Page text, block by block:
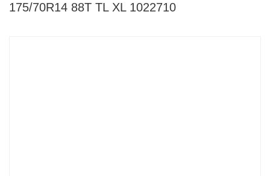
175/70R14 88T TL XL 1022710